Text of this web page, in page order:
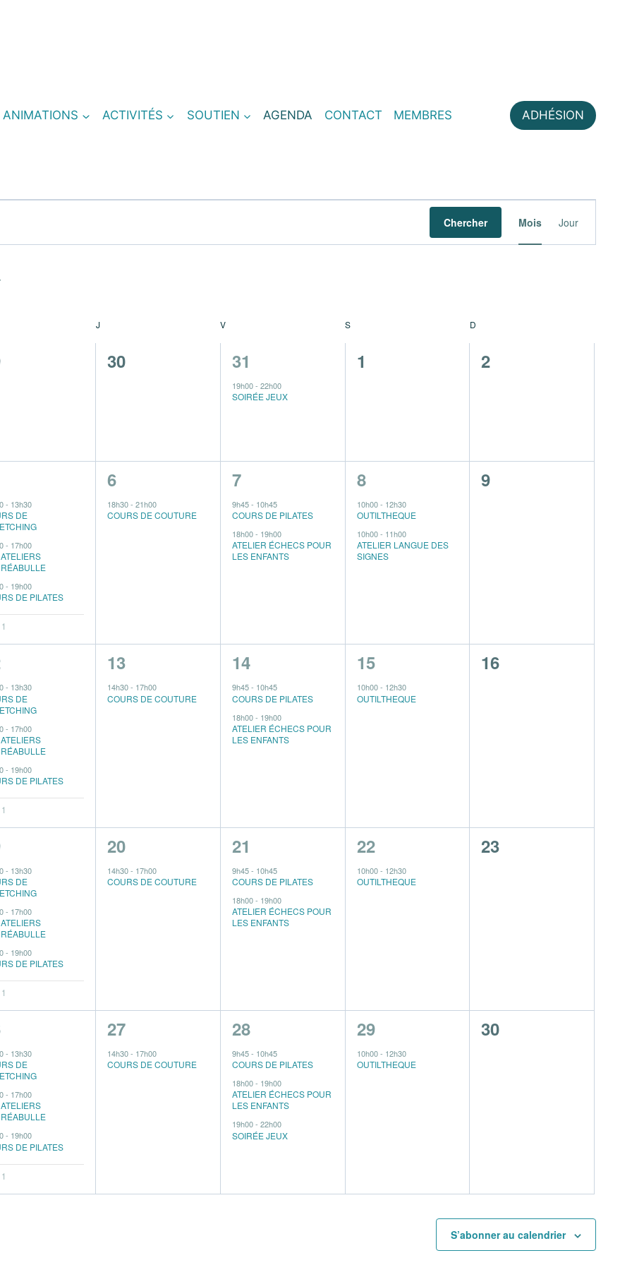
ANIMATIONS ACTIVITÉS SOUTIEN AGENDA CONTACT MEMBRES ADHÉSION
Chercher
de
Mois Jour
J V S D
0
30
1
évènement,
31
19h00- 22h00
SOIRÉE JEUX
0
1
0
2
- 13h30
DE
- 17h00
- 19h00
DE PILATES
1
évènement,
6
18h30-21h00
COURS DE COUTURE
2
évènements,
7
9h45- 10h45
COURS DE PILATES
18h00- 19h00
ATELIER ÉCHECS POUR
LES ENFANTS
2
évènements,
8
10h00- 12h30
OUTILTHEQUE
10h00- 11h00
ATELIER LANGUE DES
SIGNES
0
9
- 13h30
DE
- 17h00
- 19h00
DE PILATES
1
évènement,
13
14h30- 17h00
COURS DE COUTURE
2
évènements,
14
9h45- 10h45
COURS DE PILATES
18h00- 19h00
ATELIER ÉCHECS POUR
LES ENFANTS
1
évènement,
15
10h00- 12h30
OUTILTHEQUE
0
16
- 13h30
DE
- 17h00
- 19h00
DE PILATES
1
évènement,
20
14h30- 17h00
COURS DE COUTURE
2
évènements,
21
9h45- 10h45
COURS DE PILATES
18h00- 19h00
ATELIER ÉCHECS POUR
LES ENFANTS
1
évènement,
22
10h00- 12h30
OUTILTHEQUE
0
23
- 13h30
DE
- 17h00
- 19h00
DE PILATES
1
évènement,
27
14h30- 17h00
COURS DE COUTURE
3
évènements,
28
9h45- 10h45
COURS DE PILATES
18h00- 19h00
ATELIER ÉCHECS POUR
LES ENFANTS
19h00- 22h00
SOIRÉE JEUX
1
évènement,
29
10h00- 12h30
OUTILTHEQUE
0
30
S’abonner au calendrier